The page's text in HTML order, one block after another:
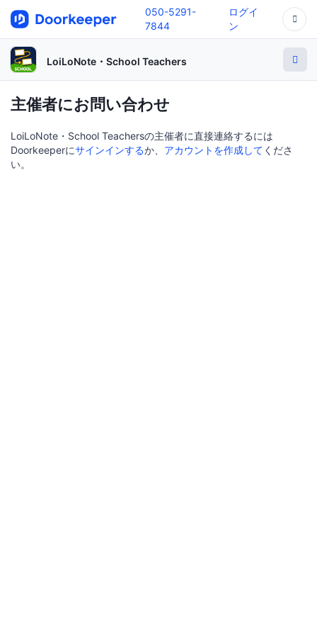
050-5291-
7844
ログイ
ン
LoiLoNote・School Teachers
主催者にお問い合わせ
LoiLoNote・School Teachersの主催者に直接連絡するには
Doorkeeperにサインインするか、 アカウントを作成して くださ
い。